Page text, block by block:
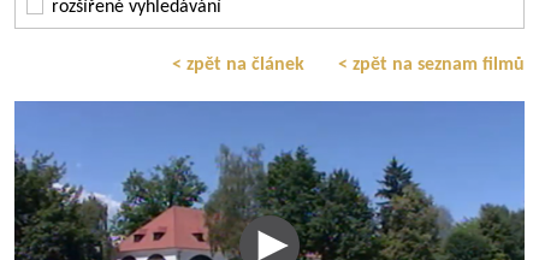
rozšířené vyhledávání
< zpět na článek < zpět na seznam filmů